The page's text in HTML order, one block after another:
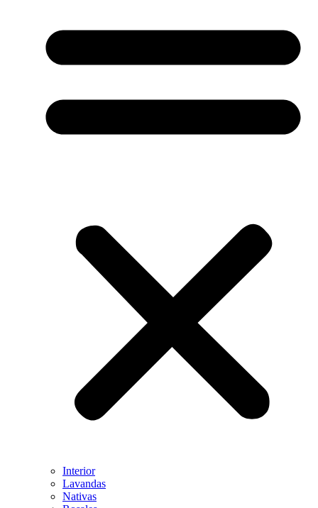
Interior
Lavandas
Nativas